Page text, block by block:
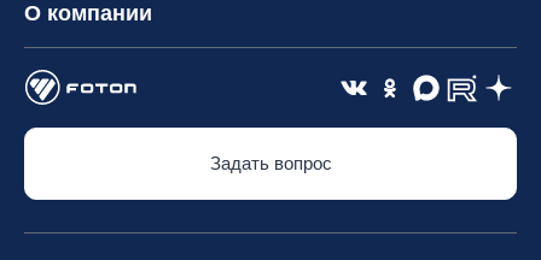
О компании
Задать вопрос